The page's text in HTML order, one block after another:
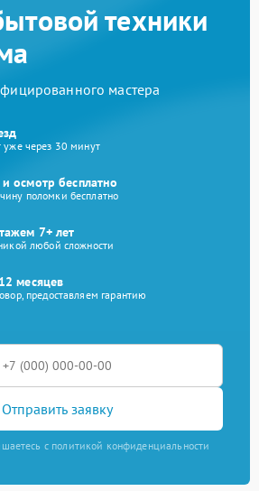
техники
мастера
уже через 30 минут
осмотр бесплатно
поломки бесплатно
7+ лет
любой сложности
месяцев
предоставляем гарантию
Отправить заявку
с политикой конфиденциальности